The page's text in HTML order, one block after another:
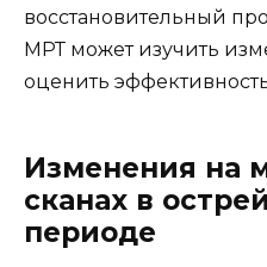
восстановительный
МРТ может изучить
оценить
Изменения на
сканах в
периоде